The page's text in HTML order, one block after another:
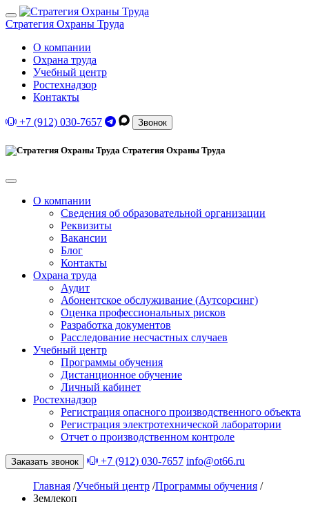
Стратегия Охраны Труда
О компании
Охрана труда
Учебный центр
Ростехнадзор
Контакты
+7 (912) 030-7657 Звонок
Стратегия Охраны Труда
О компании
Сведения об образовательной организации
Реквизиты
Вакансии
Блог
Контакты
Охрана труда
Аудит
Абонентское обслуживание (Аутсорсинг)
Оценка профессиональных рисков
Разработка документов
Расследование несчастных случаев
Учебный центр
Программы обучения
Дистанционное обучение
Личный кабинет
Ростехнадзор
Регистрация опасного производственного объекта
Регистрация электротехнической лаборатории
Отчет о производственном контроле
Заказать звонок +7 (912) 030-7657 info@ot66.ru
Главная /Учебный центр /Программы обучения /
Землекоп